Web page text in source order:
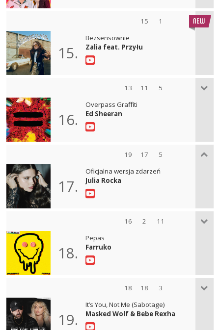
15 1
15.
Bezsensownie
Zalia feat. Przyłu
13 11 5
16.
Overpass Graffiti
Ed Sheeran
19 17 5
17.
Oficjalna wersja zdarzeń
Julia Rocka
16 2 11
18.
Pepas
Farruko
18 18 3
19.
It’s You, Not Me (Sabotage)
Masked Wolf & Bebe Rexha